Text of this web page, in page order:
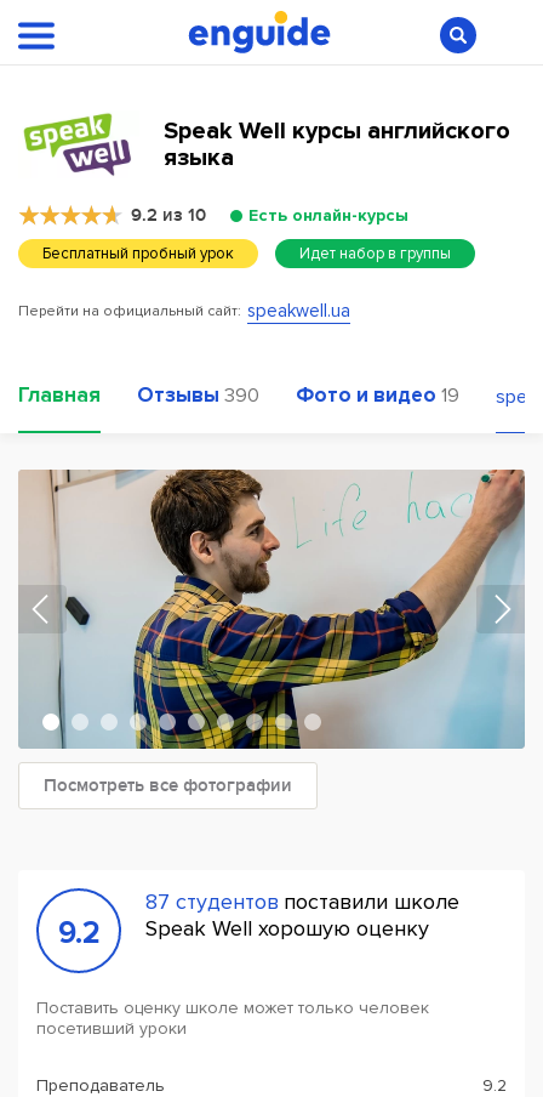
Speak Well курсы английского
языка
9.2 из 10 Есть онлайн-курсы
Бесплатный пробный урок Идет набор в группы
Перейти на официальный сайт: speakwell.ua
Главная Отзывы 390 Фото и видео 19
Посмотреть все фотографии
9.2
87 студентов поставили школе
Speak Well хорошую оценку
Поставить оценку школе может только человек
посетивший уроки
Преподаватель 9.2